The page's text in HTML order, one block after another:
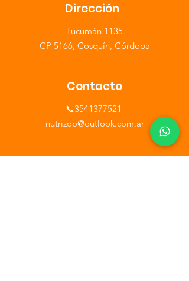
Dirección
​Tucumán 1135
CP 5166, Cosquín, Córdoba
Contacto
📞3541377521
​nutrizoo@outlook.com.ar